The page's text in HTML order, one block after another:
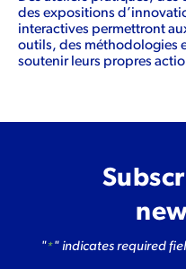
des expositions
interactives permettront
outils, des méthodologies
soutenir leurs propres
"*" indicates required